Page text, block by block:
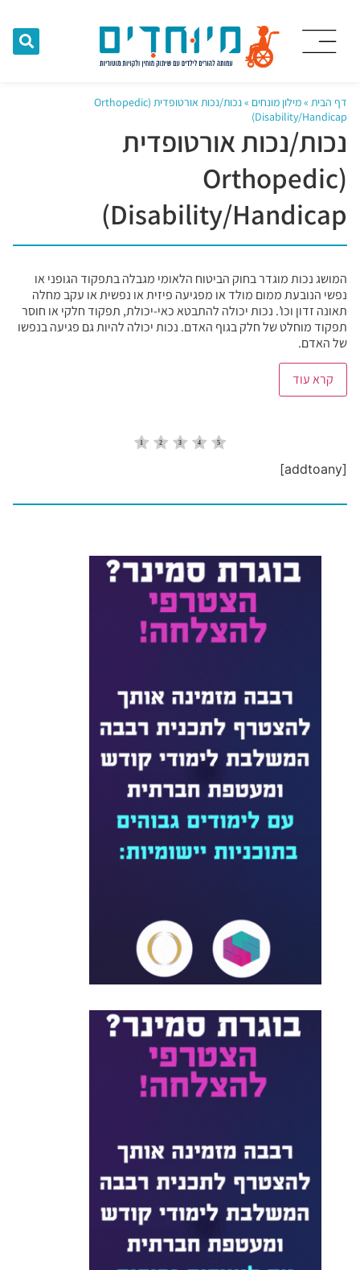
דף הבית »מילון מונחים »
נכות/נכות אורטופדית (Orthopedic
Disability/Handicap)
נכות/נכות אורטופדית
(Orthopedic
Disability/Handicap)
המושג נכות מוגדר בחוק הביטוח הלאומי מגבלה בתפקוד הגופני או
נפשי הנובעת ממום מולד או מפגיעה פיזית או נפשית או עקב מחלה
תאונה זדון וכו’. נכות יכולה להתבטא כאי-יכולת, תפקוד חלקי או חוסר
תפקוד מוחלט של חלק בגוף האדם. נכות יכולה להיות גם פגיעה בנפשו
של האדם.
קרא עוד
[addtoany]